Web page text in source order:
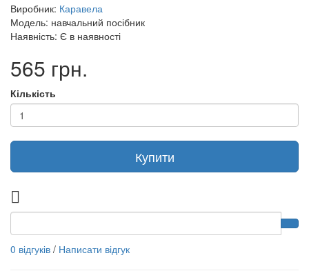
Виробник: Каравела
Модель: навчальний посібник
Наявність: Є в наявності
565 грн.
Кількість
Купити
0 відгуків / Написати відгук